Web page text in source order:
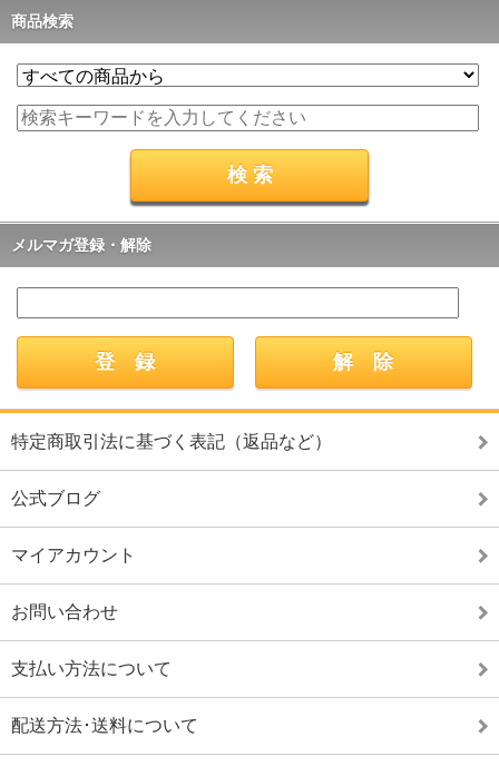
商品検索
メルマガ登録・解除
特定商取引法に基づく表記（返品など）
公式ブログ
マイアカウント
お問い合わせ
支払い方法について
配送方法･送料について